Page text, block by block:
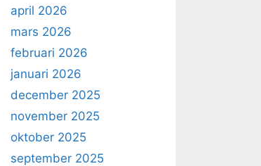
april 2026
mars 2026
februari 2026
januari 2026
december 2025
november 2025
oktober 2025
september 2025